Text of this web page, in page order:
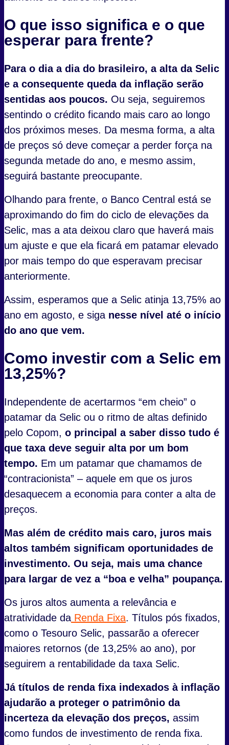
O que isso significa e o que
esperar para frente?
Para o dia a dia do brasileiro, a alta da Selic
e a consequente queda da inflação serão
sentidas aos poucos. Ou seja, seguiremos
sentindo o crédito ficando mais caro ao longo
dos próximos meses. Da mesma forma, a alta
de preços só deve começar a perder força na
segunda metade do ano, e mesmo assim,
seguirá bastante preocupante.
Olhando para frente, o Banco Central está se
aproximando do fim do ciclo de elevações da
Selic, mas a ata deixou claro que haverá mais
um ajuste e que ela ficará em patamar elevado
por mais tempo do que esperavam precisar
anteriormente.
Assim, esperamos que a Selic atinja 13,75% ao
ano em agosto, e siga nesse nível até o início
do ano que vem.
Como investir com a Selic em
13,25%?
Independente de acertarmos “em cheio” o
patamar da Selic ou o ritmo de altas definido
pelo Copom, o principal a saber disso tudo é
que taxa deve seguir alta por um bom
tempo. Em um patamar que chamamos de
“contracionista” – aquele em que os juros
desaquecem a economia para conter a alta de
preços.
Mas além de crédito mais caro, juros mais
altos também significam oportunidades de
investimento. Ou seja, mais uma chance
para largar de vez a “boa e velha” poupança.
Os juros altos aumenta a relevância e
atratividade da Renda Fixa. Títulos pós fixados,
como o Tesouro Selic, passarão a oferecer
maiores retornos (de 13,25% ao ano), por
seguirem a rentabilidade da taxa Selic.
Já títulos de renda fixa indexados à inflação
ajudarão a proteger o patrimônio da
incerteza da elevação dos preços, assim
como fundos de investimento de renda fixa.